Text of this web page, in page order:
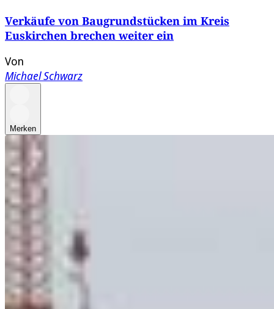
Verkäufe von Baugrundstücken im Kreis
Euskirchen brechen weiter ein
Von
Michael Schwarz
Merken